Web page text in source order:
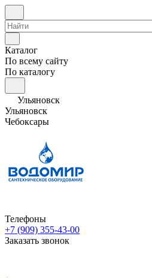
Каталог
По всему сайту
По каталогу
Ульяновск
Ульяновск
Чебоксары
Телефоны
+7 (909) 355-43-00
Заказать звонок